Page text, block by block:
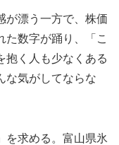
が漂う一方で、株価
た数字が踊り、「こ
抱く人も少なくある
な気がしてならな
を求める。富山県氷